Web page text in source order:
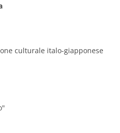
culturale italo-giapponese